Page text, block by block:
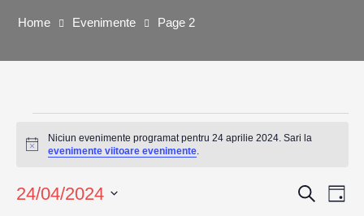
Home Evenimente Page 2
Notificare
Niciun evenimente programat pentru 24 aprilie 2024. Sari la
evenimente viitoare evenimente.
Caută
Zi
24/04/2024